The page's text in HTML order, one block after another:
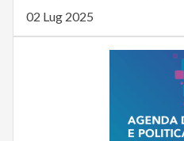
02 Lug 2025